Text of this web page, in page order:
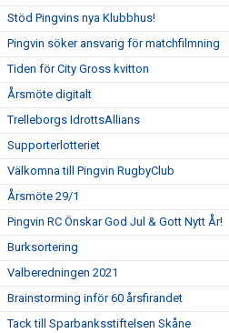
Stöd Pingvins nya Klubbhus!
Pingvin söker ansvarig för matchfilmning
Tiden för City Gross kvitton
Årsmöte digitalt
Trelleborgs IdrottsAllians
Supporterlotteriet
Välkomna till Pingvin RugbyClub
Årsmöte 29/1
Pingvin RC Önskar God Jul & Gott Nytt År!
Burksortering
Valberedningen 2021
Brainstorming inför 60 årsfirandet
Tack till Sparbanksstiftelsen Skåne